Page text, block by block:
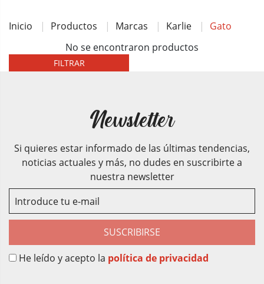
Inicio Productos Marcas Karlie
Gato
No se encontraron productos
FILTRAR
Newsletter
Si quieres estar informado de las últimas tendencias,
noticias actuales y más, no dudes en suscribirte a
nuestra newsletter
SUSCRIBIRSE
He leído y acepto la política de privacidad